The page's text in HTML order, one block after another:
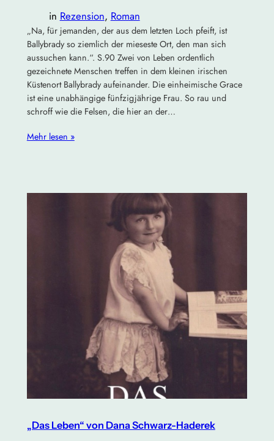
in Rezension, Roman
„Na, für jemanden, der aus dem letzten Loch pfeift, ist
Ballybrady so ziemlich der mieseste Ort, den man sich
aussuchen kann.“. S.90 Zwei von Leben ordentlich
gezeichnete Menschen treffen in dem kleinen irischen
Küstenort Ballybrady aufeinander. Die einheimische Grace
ist eine unabhängige fünfzigjährige Frau. So rau und
schroff wie die Felsen, die hier an der…
Mehr lesen »
„Das Leben“ von Dana Schwarz-Haderek